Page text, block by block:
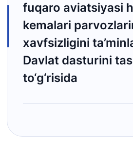
fuqaro aviatsiyasi
kemalari
xavfsizligini
Davlat dasturini
to‘g‘risida